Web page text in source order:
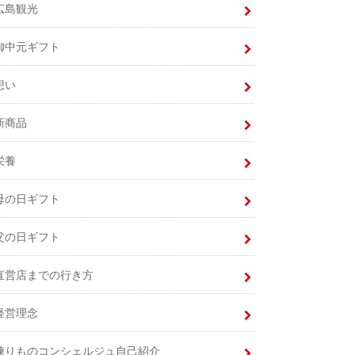
島観光
中元ギフト
い
商品
養
の日ギフト
の日ギフト
営店までの行き方
営理念
りものコンシェルジュ自己紹介